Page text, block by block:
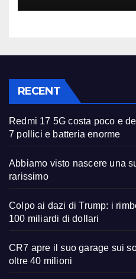
RECENT
Redmi 17 5G costa poco e
7 pollici e batteria enorme
Abbiamo visto nascere una
rarissimo
Colpo ai dazi di Trump: i
100 miliardi di dollari
CR7 apre il suo garage sui
oltre 40 milioni